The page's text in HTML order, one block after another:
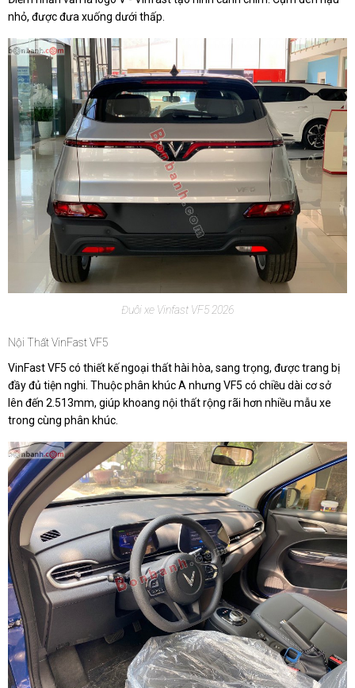
nhỏ, được đưa xuống dưới thấp.
Đuôi xe Vinfast VF5 2026
Nội Thất VinFast VF5
VinFast VF5 có thiết kế ngoại thất hài hòa, sang trọng, được trang bị
đầy đủ tiện nghi. Thuộc phân khúc A nhưng VF5 có chiều dài cơ sở
lên đến 2.513mm, giúp khoang nội thất rộng rãi hơn nhiều mẫu xe
trong cùng phân khúc.